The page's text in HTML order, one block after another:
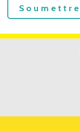
Soumettre